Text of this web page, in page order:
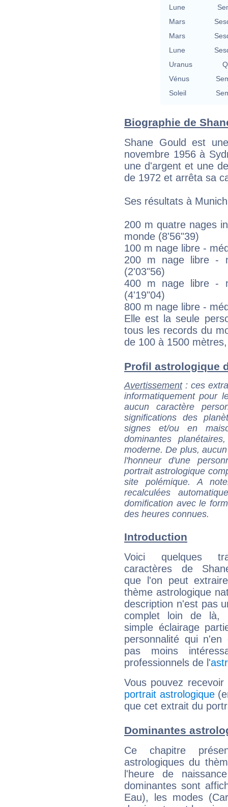
Lune
Mars
Mars
Lune
Uranus
Vénus
Soleil
Biographie de
Shane Gould est
novembre 1956 à
une d'argent et une
de 1972 et arrêta sa
Ses résultats à
200 m quatre nages
monde (8'56"39)
100 m nage libre -
200 m nage libre -
(2'03"56)
400 m nage libre -
(4'19"04)
800 m nage libre -
Elle est la seule
tous les records du
de 100 à 1500
Profil astrologique
Avertissement: ces
informatiquement pour
aucun caractère
significations des
signes et/ou en
dominantes
moderne. De plus,
l'honneur d'une
portrait astrologique
site polémique. A
recalculées
domification avec le
des heures connues.
Introduction
Voici quelques
caractères de
que l'on peut
thème astrologique
description n'est pas
complet loin de là,
simple éclairage
personnalité qui n'en
pas moins
professionnels de l'
Vous pouvez
portrait astrologique
que cet extrait du
Dominantes
Ce chapitre
astrologiques du
l'heure de
dominantes sont
Eau), les modes